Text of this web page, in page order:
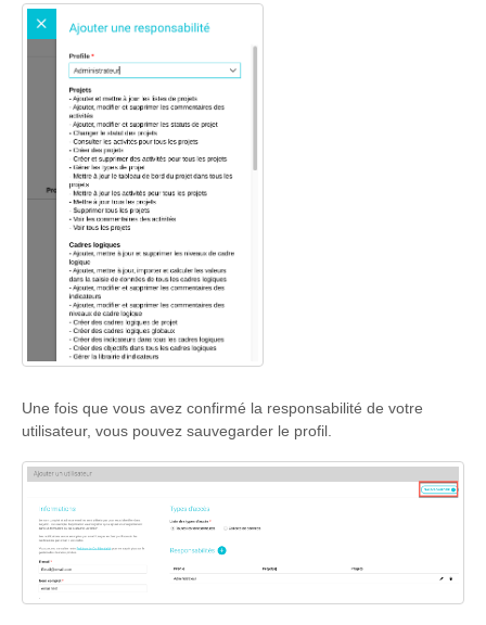
Une fois que vous avez confirmé la responsabilité de votre
utilisateur, vous pouvez sauvegarder le profil.